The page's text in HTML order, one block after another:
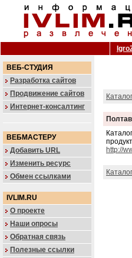
ВЕБ-СТУДИЯ
Разработка сайтов
Продвижение сайтов
Интернет-консалтинг
ВЕБМАСТЕРУ
Добавить URL
Изменить ресурс
Обмен ссылками
IVLIM.RU
О проекте
Наши опросы
Обратная связь
Полезные ссылки
http://